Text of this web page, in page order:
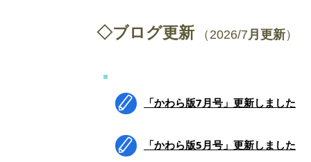
◇ブログ更新 ​（2026/7月更新）
​「かわら版7月号」更新しました
​「かわら版5月号」更新しました